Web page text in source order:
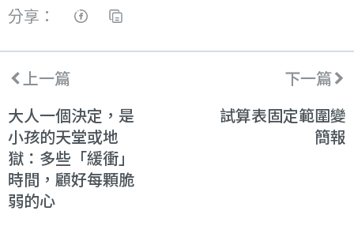
分享：
上一篇
大人一個決定，是
小孩的天堂或地
獄：多些「緩衝」
時間，顧好每顆脆
弱的心
下一篇
試算表固定範圍變
簡報